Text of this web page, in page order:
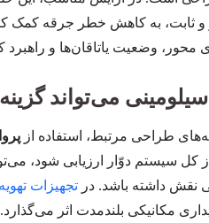
ثابت، به کاهش خطر جرقه کمک
محور، وضعیت یاتاقان‌ها و راهبرد
سیلومینی می‌تواند
طراحی مرتبط، استفاده از
کل سیستم دوّار ارزیابی شود،
نقش داشته باشد. در تجهیزات
مکانیکی بلندمدت اثر